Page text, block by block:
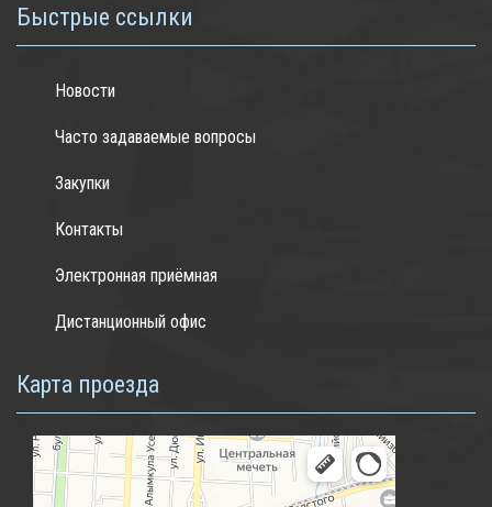
Быстрые ссылки
Новости
Часто задаваемые вопросы
Закупки
Контакты
Электронная приёмная
Дистанционный офис
Карта проезда